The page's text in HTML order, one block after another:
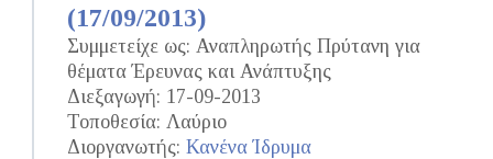
(17/09/2013)
Συμμετείχε ως: Αναπληρωτής Πρύτανη για
θέματα Έρευνας και Ανάπτυξης
Διεξαγωγή: 17-09-2013
Τοποθεσία: Λαύριο
Διοργανωτής: Κανένα Ίδρυμα